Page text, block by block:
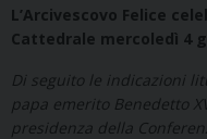
L’Arcivescovo Felice
Cattedrale mercoledì 4
Di seguito le indicazioni
papa emerito Benedetto
presidenza della